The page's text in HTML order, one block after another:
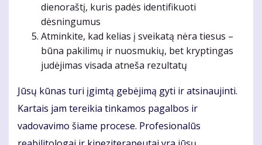
dienoraštį, kuris padės identifikuoti
dėsningumus
Atminkite, kad kelias į sveikatą nėra tiesus –
būna pakilimų ir nuosmukių, bet kryptingas
judėjimas visada atneša rezultatų
Jūsų kūnas turi įgimtą gebėjimą gyti ir atsinaujinti.
Kartais jam tereikia tinkamos pagalbos ir
vadovavimo šiame procese. Profesionalūs